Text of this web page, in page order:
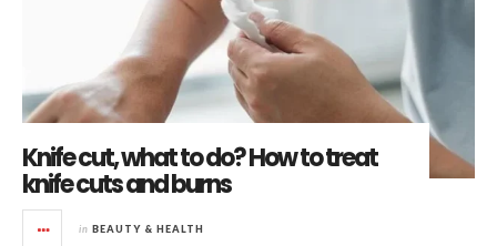
Knife cut, what to do? How to treat
knife cuts and burns
in BEAUTY & HEALTH